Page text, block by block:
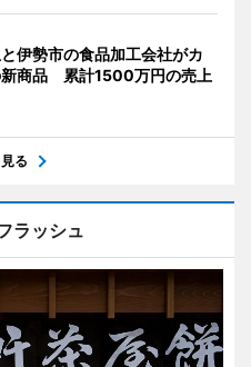
伊勢市の食品加工会社がカ
新商品 累計1500万円の売上
る
ラッシュ